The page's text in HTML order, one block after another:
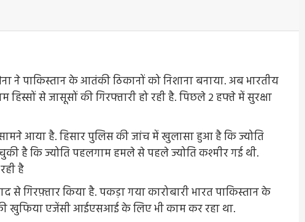
पाकिस्तान के आतंकी ठिकानों को निशाना बनाया. अब भारतीय
से जासूसों की गिरफ्तारी हो रही है. पिछले 2 हफ्ते में सुरक्षा
सामने आया है. हिसार पुलिस की जांच में खुलासा हुआ है कि ज्योति
है कि ज्योति पहलगाम हमले से पहले ज्योति कश्मीर गई थी.
है
गिरफ़्तार किया है. पकड़ा गया कारोबारी भारत पाकिस्तान के
खुफिया एजेंसी आईएसआई के लिए भी काम कर रहा था.